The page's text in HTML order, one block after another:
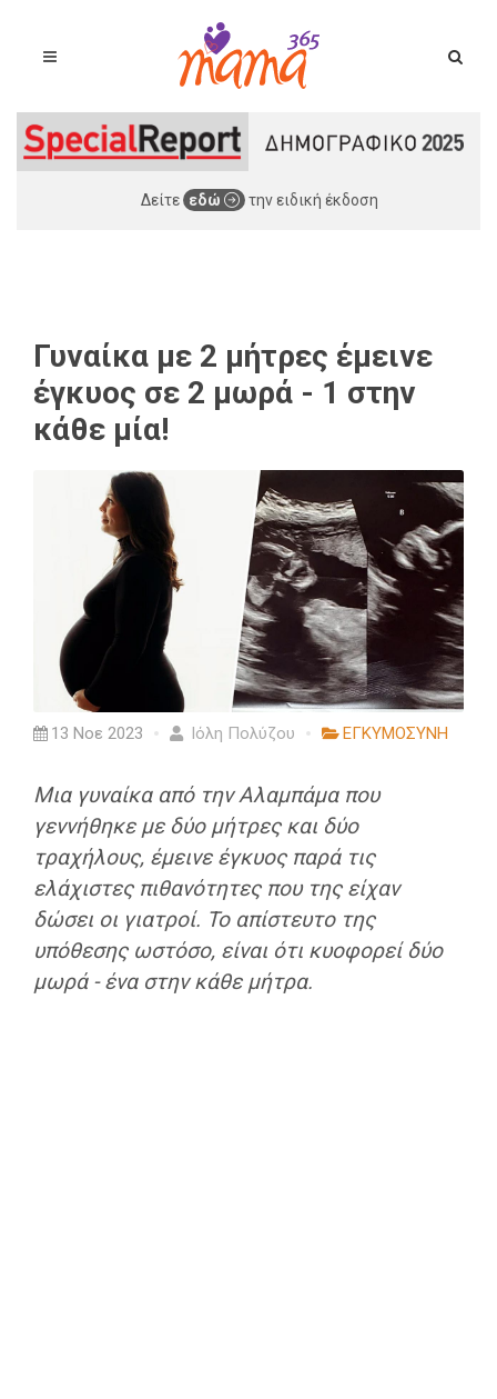
Δείτε εδώ την ειδική έκδοση
Γυναίκα με 2 μήτρες έμεινε
έγκυος σε 2 μωρά - 1 στην
κάθε μία!
13 Νοε 2023 Ιόλη Πολύζου ΕΓΚΥΜΟΣΥΝΗ
Μια γυναίκα από την Αλαμπάμα που
γεννήθηκε με δύο μήτρες και δύο
τραχήλους, έμεινε έγκυος παρά τις
ελάχιστες πιθανότητες που της είχαν
δώσει οι γιατροί. Το απίστευτο της
υπόθεσης ωστόσο, είναι ότι κυοφορεί δύο
μωρά - ένα στην κάθε μήτρα.